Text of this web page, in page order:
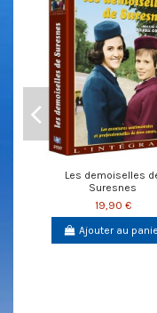
Les demoiselles
Suresnes
19,90 €
Ajouter au